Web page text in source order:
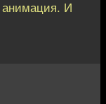
анимация. И